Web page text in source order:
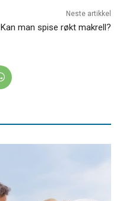
Neste artikkel
Kan man spise røkt makrell?